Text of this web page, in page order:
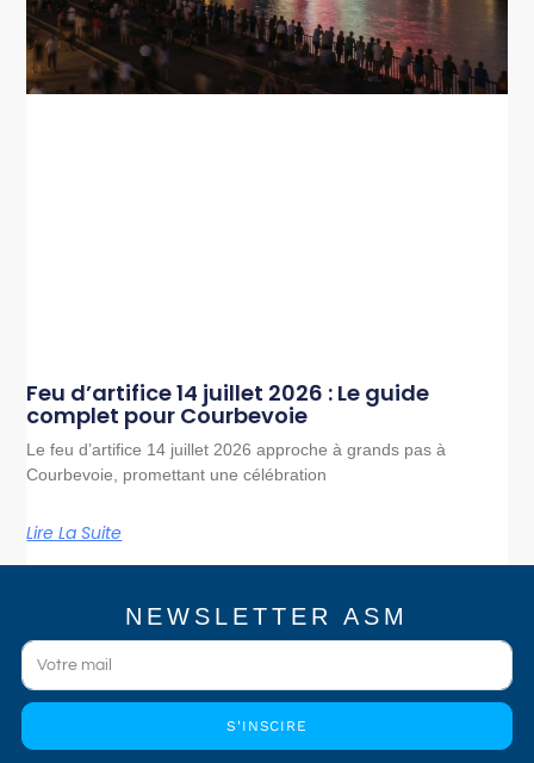
Feu d’artifice 14 juillet 2026 : Le guide
complet pour Courbevoie
Le feu d’artifice 14 juillet 2026 approche à grands pas à
Courbevoie, promettant une célébration
Lire La Suite
NEWSLETTER ASM
S'INSCIRE